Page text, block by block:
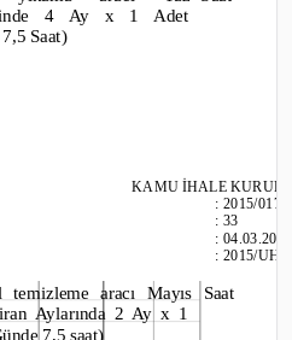
4 Ay x 1 Adet
Saat)
KAMU İHALE
:2015/017
:33
:
:2015/
temizleme aracı Mayıs Saat
Aylarında 2 Ay x 1
7,5 saat)